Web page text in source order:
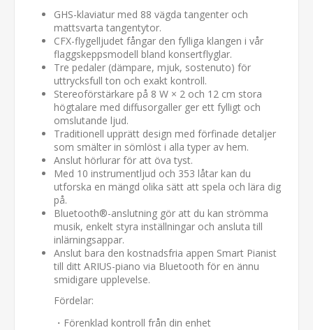
GHS-klaviatur med 88 vägda tangenter och
mattsvarta tangentytor.
CFX-flygelljudet fångar den fylliga klangen i vår
flaggskeppsmodell bland konsertflyglar.
Tre pedaler (dämpare, mjuk, sostenuto) för
uttrycksfull ton och exakt kontroll.
Stereoförstärkare på 8 W × 2 och 12 cm stora
högtalare med diffusorgaller ger ett fylligt och
omslutande ljud.
Traditionell upprätt design med förfinade detaljer
som smälter in sömlöst i alla typer av hem.
Anslut hörlurar för att öva tyst.
Med 10 instrumentljud och 353 låtar kan du
utforska en mängd olika sätt att spela och lära dig
på.
Bluetooth®-anslutning gör att du kan strömma
musik, enkelt styra inställningar och ansluta till
inlärningsappar.
Anslut bara den kostnadsfria appen Smart Pianist
till ditt ARIUS-piano via Bluetooth för en ännu
smidigare upplevelse.
Fördelar:
・Förenklad kontroll från din enhet